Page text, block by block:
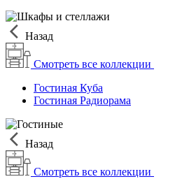
Назад
Смотреть все коллекции
Гостиная Куба
Гостиная Радиорама
Назад
Смотреть все коллекции